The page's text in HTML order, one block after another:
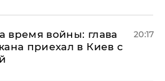
время войны: глава
приехал в Киев с
20:17